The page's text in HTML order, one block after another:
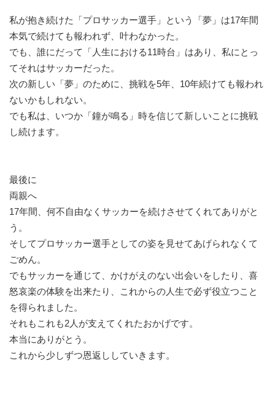
私が抱き続けた「プロサッカー選手」という「夢」は17年間
本気で続けても報われず、叶わなかった。
でも、誰にだって「人生における11時台」はあり、私にとっ
てそれはサッカーだった。
次の新しい「夢」のために、挑戦を5年、10年続けても報われ
ないかもしれない。
でも私は、いつか「鐘が鳴る」時を信じて新しいことに挑戦
し続けます。
最後に
両親へ
17年間、何不自由なくサッカーを続けさせてくれてありがと
う。
そしてプロサッカー選手としての姿を見せてあげられなくて
ごめん。
でもサッカーを通じて、かけがえのない出会いをしたり、喜
怒哀楽の体験を出来たり、これからの人生で必ず役立つこと
を得られました。
それもこれも2人が支えてくれたおかげです。
本当にありがとう。
これから少しずつ恩返ししていきます。